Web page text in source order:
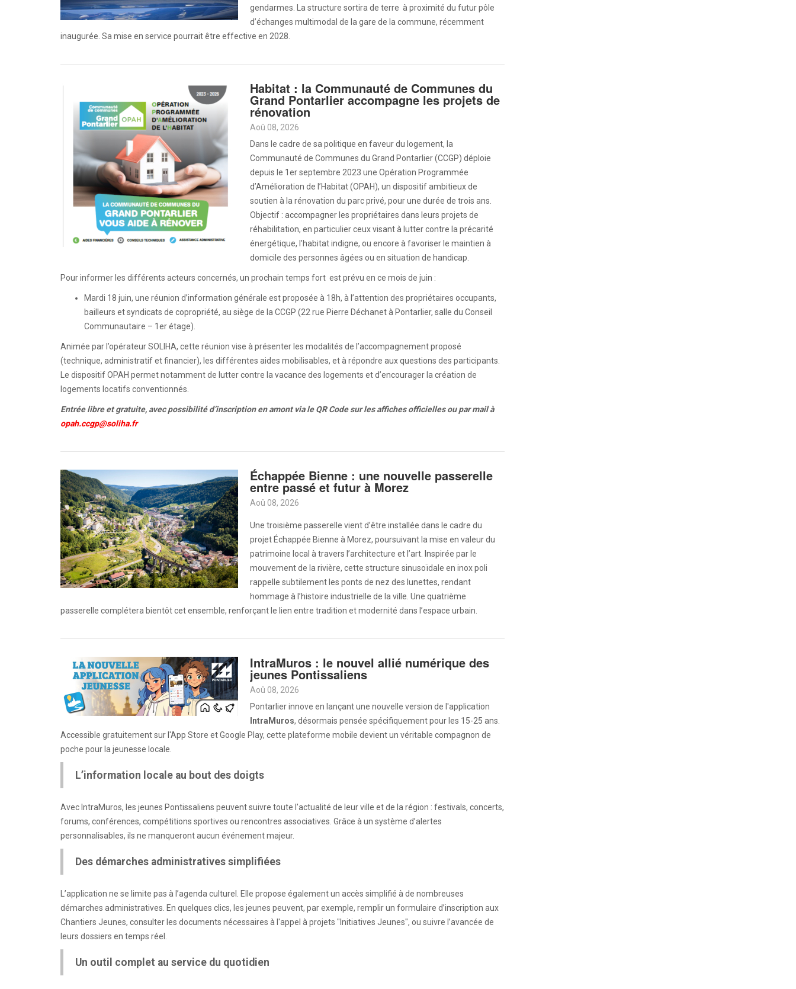
gendarmes. La structure sortira de terre à proximité du futur pôle
d’échanges multimodal de la gare de la commune, récemment
inaugurée. Sa mise en service pourrait être effective en 2028.
Habitat : la Communauté de Communes du
Grand Pontarlier accompagne les projets de
rénovation
Aoû 08, 2026
Dans le cadre de sa politique en faveur du logement, la
Communauté de Communes du Grand Pontarlier (CCGP) déploie
depuis le 1er septembre 2023 une Opération Programmée
d’Amélioration de l’Habitat (OPAH), un dispositif ambitieux de
soutien à la rénovation du parc privé, pour une durée de trois ans.
Objectif : accompagner les propriétaires dans leurs projets de
réhabilitation, en particulier ceux visant à lutter contre la précarité
énergétique, l’habitat indigne, ou encore à favoriser le maintien à
domicile des personnes âgées ou en situation de handicap.
Pour informer les différents acteurs concernés, un prochain temps fort est prévu en ce mois de juin :
Mardi 18 juin, une réunion d’information générale est proposée à 18h, à l’attention des propriétaires occupants,
bailleurs et syndicats de copropriété, au siège de la CCGP (22 rue Pierre Déchanet à Pontarlier, salle du Conseil
Communautaire – 1er étage).
Animée par l’opérateur SOLIHA, cette réunion vise à présenter les modalités de l’accompagnement proposé
(technique, administratif et financier), les différentes aides mobilisables, et à répondre aux questions des participants.
Le dispositif OPAH permet notamment de lutter contre la vacance des logements et d’encourager la création de
logements locatifs conventionnés.
Entrée libre et gratuite, avec possibilité d’inscription en amont via le QR Code sur les affiches officielles ou par mail à
opah.ccgp@soliha.fr
Échappée Bienne : une nouvelle passerelle
entre passé et futur à Morez
Aoû 08, 2026
Une troisième passerelle vient d’être installée dans le cadre du
projet Échappée Bienne à Morez, poursuivant la mise en valeur du
patrimoine local à travers l’architecture et l’art. Inspirée par le
mouvement de la rivière, cette structure sinusoïdale en inox poli
rappelle subtilement les ponts de nez des lunettes, rendant
hommage à l’histoire industrielle de la ville. Une quatrième
passerelle complétera bientôt cet ensemble, renforçant le lien entre tradition et modernité dans l’espace urbain.
IntraMuros : le nouvel allié numérique des
jeunes Pontissaliens
Aoû 08, 2026
Pontarlier innove en lançant une nouvelle version de l'application
IntraMuros, désormais pensée spécifiquement pour les 15-25 ans.
Accessible gratuitement sur l'App Store et Google Play, cette plateforme mobile devient un véritable compagnon de
poche pour la jeunesse locale.
L’information locale au bout des doigts
Avec IntraMuros, les jeunes Pontissaliens peuvent suivre toute l'actualité de leur ville et de la région : festivals, concerts,
forums, conférences, compétitions sportives ou rencontres associatives. Grâce à un système d’alertes
personnalisables, ils ne manqueront aucun événement majeur.
Des démarches administratives simplifiées
L’application ne se limite pas à l’agenda culturel. Elle propose également un accès simplifié à de nombreuses
démarches administratives. En quelques clics, les jeunes peuvent, par exemple, remplir un formulaire d’inscription aux
Chantiers Jeunes, consulter les documents nécessaires à l'appel à projets "Initiatives Jeunes", ou suivre l’avancée de
leurs dossiers en temps réel.
Un outil complet au service du quotidien